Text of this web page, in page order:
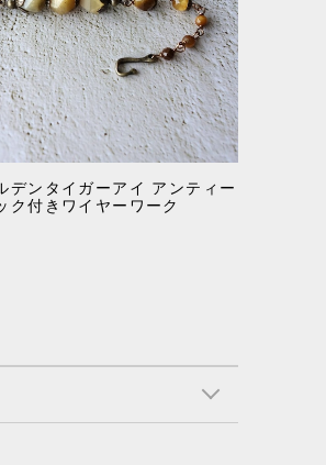
デンタイガーアイ アンティー
ク付きワイヤーワーク